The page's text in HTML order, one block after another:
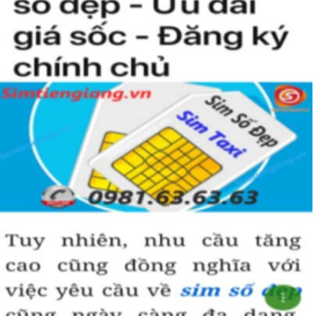
Simtiengiang.vn.
Sim Tiền Giang là đơn vị cung cấp sim số đẹp lục quý 9, sim giá rẻ
uy tín chất lượng.
Chọn mua sim số đẹp thường mất nhiều thời gian ở khoản lựa số,
một số phải vừa đẹp, vừa tốt về phong thủy thì mới là sim hoàn
hảo. Vậy phải làm sao?
- Cách nhanh nhất để chọn mua được sim lục quý 9 là bạn vào
trang chủ của Sim Tiền Giang, chọn mục “Sim giảm giá “ ở ngay
đầu trang chủ. Đây là danh sách sim được đại lý giảm giá vì một số
lý do nên bạn có thể chọn mua được số đẹp lại có giá cực rẻ nữa.
Ngoài ra quý khách chưa ưng ý về sim luc quy 9 có cũng thể tham
khảo thêm Sim Vinaphone,Sim Gmobile, Sim Lục Quý,Sim Năm
Sinh..